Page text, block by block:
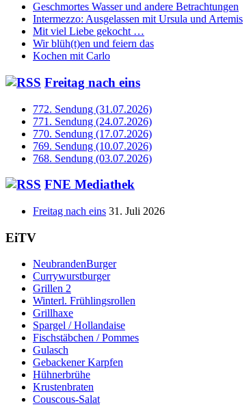
Geschmortes Wasser und andere Betrachtungen
Intermezzo: Ausgelassen mit Ursula und Artemis
Mit viel Liebe gekocht …
Wir blüh(t)en und feiern das
Kochen mit Carlo
Freitag nach eins
772. Sendung (31.07.2026)
771. Sendung (24.07.2026)
770. Sendung (17.07.2026)
769. Sendung (10.07.2026)
768. Sendung (03.07.2026)
FNE Mediathek
Freitag nach eins 31. Juli 2026
EiTV
NeubrandenBurger
Currywurstburger
Grillen 2
Winterl. Frühlingsrollen
Grillhaxe
Spargel / Hollandaise
Fischstäbchen / Pommes
Gulasch
Gebackener Karpfen
Hühnerbrühe
Krustenbraten
Couscous-Salat